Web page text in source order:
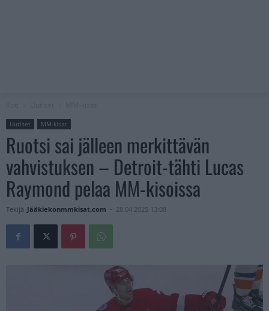
Uutiset MM-kisat
Ruotsi sai jälleen merkittävän
vahvistuksen – Detroit-tähti Lucas
Raymond pelaa MM-kisoissa
Tekijä Jääkiekonmmkisat.com - 28.04.2025 13:08